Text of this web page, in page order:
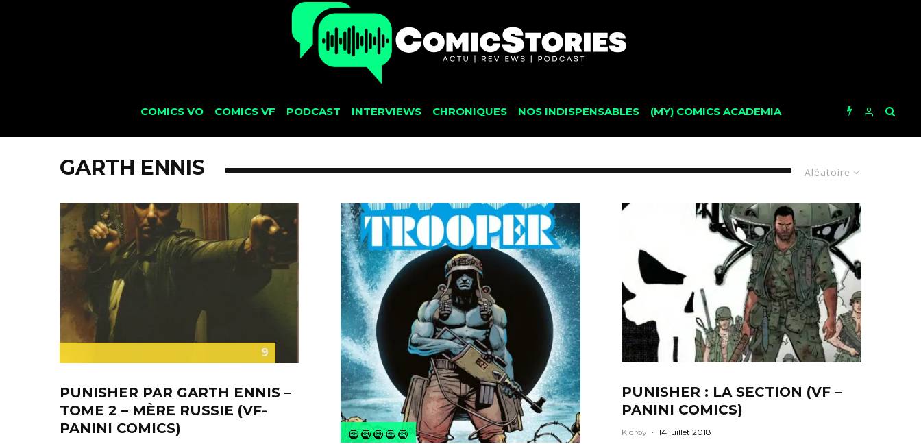
COMICS VO COMICS VF PODCAST INTERVIEWS CHRONIQUES NOS INDISPENSABLES (MY) COMICS ACADEMIA
Aléatoire
GARTH ENNIS
9
PUNISHER PAR GARTH ENNIS –
TOME 2 – MÈRE RUSSIE (VF-
PANINI COMICS)
PUNISHER : LA SECTION (VF –
PANINI COMICS)
Kidroy · 14 juillet 2018